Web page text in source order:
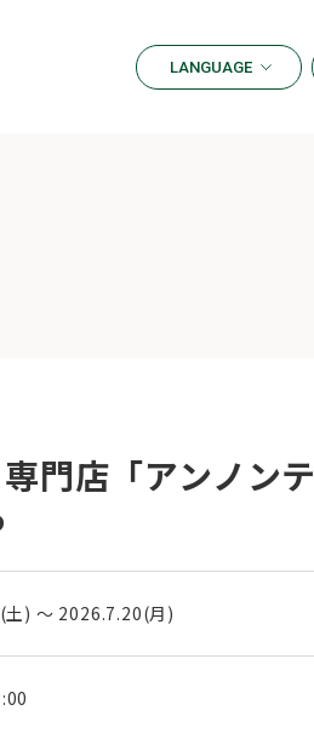
LANGUAGE
門店「アンノンテ
) 〜 2026.7.20(月)